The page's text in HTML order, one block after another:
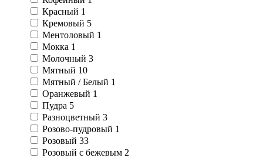
Красный 1
Кремовый 5
Ментоловый 1
Мокка 1
Молочный 3
Мятный 10
Мятный / Белый 1
Оранжевый 1
Пудра 5
Разноцветный 3
Розово-пудровый 1
Розовый 33
Розовый с бежевым 2